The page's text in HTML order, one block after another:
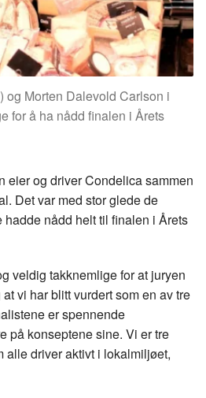
og Morten Dalevold Carlson i
for å ha nådd finalen i Årets
eier og driver Condelica sammen
Det var med stor glede de
hadde nådd helt til finalen i Årets
veldig takknemlige for at juryen
vi har blitt vurdert som en av tre
er spennende
på konseptene sine. Vi er tre
alle driver aktivt i lokalmiljøet,